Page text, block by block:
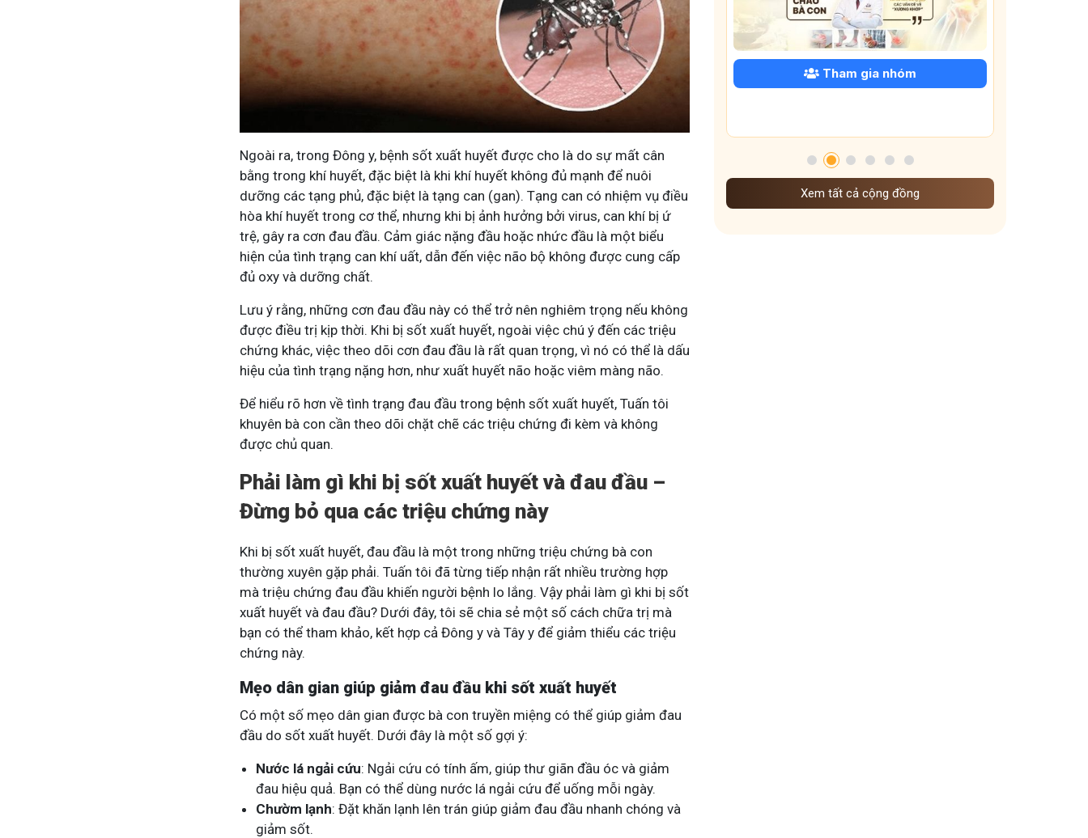
Ngoài ra, trong Đông y, bệnh sốt xuất huyết được cho là do sự mất cân
bằng trong khí huyết, đặc biệt là khi khí huyết không đủ mạnh để nuôi
dưỡng các tạng phủ, đặc biệt là tạng can (gan). Tạng can có nhiệm vụ điều
hòa khí huyết trong cơ thể, nhưng khi bị ảnh hưởng bởi virus, can khí bị ứ
trệ, gây ra cơn đau đầu. Cảm giác nặng đầu hoặc nhức đầu là một biểu
hiện của tình trạng can khí uất, dẫn đến việc não bộ không được cung cấp
đủ oxy và dưỡng chất.
Lưu ý rằng, những cơn đau đầu này có thể trở nên nghiêm trọng nếu không
được điều trị kịp thời. Khi bị sốt xuất huyết, ngoài việc chú ý đến các triệu
chứng khác, việc theo dõi cơn đau đầu là rất quan trọng, vì nó có thể là dấu
hiệu của tình trạng nặng hơn, như xuất huyết não hoặc viêm màng não.
Để hiểu rõ hơn về tình trạng đau đầu trong bệnh sốt xuất huyết, Tuấn tôi
khuyên bà con cần theo dõi chặt chẽ các triệu chứng đi kèm và không
được chủ quan.
Phải làm gì khi bị sốt xuất huyết và đau đầu –
Đừng bỏ qua các triệu chứng này
Khi bị sốt xuất huyết, đau đầu là một trong những triệu chứng bà con
thường xuyên gặp phải. Tuấn tôi đã từng tiếp nhận rất nhiều trường hợp
mà triệu chứng đau đầu khiến người bệnh lo lắng. Vậy phải làm gì khi bị sốt
xuất huyết và đau đầu? Dưới đây, tôi sẽ chia sẻ một số cách chữa trị mà
bạn có thể tham khảo, kết hợp cả Đông y và Tây y để giảm thiểu các triệu
chứng này.
Mẹo dân gian giúp giảm đau đầu khi sốt xuất huyết
Có một số mẹo dân gian được bà con truyền miệng có thể giúp giảm đau
đầu do sốt xuất huyết. Dưới đây là một số gợi ý:
Nước lá ngải cứu: Ngải cứu có tính ấm, giúp thư giãn đầu óc và giảm
đau hiệu quả. Bạn có thể dùng nước lá ngải cứu để uống mỗi ngày.
Chườm lạnh: Đặt khăn lạnh lên trán giúp giảm đau đầu nhanh chóng và
giảm sốt.
Tham gia nhóm
Tham gia nhóm
Xem tất cả cộng đồng